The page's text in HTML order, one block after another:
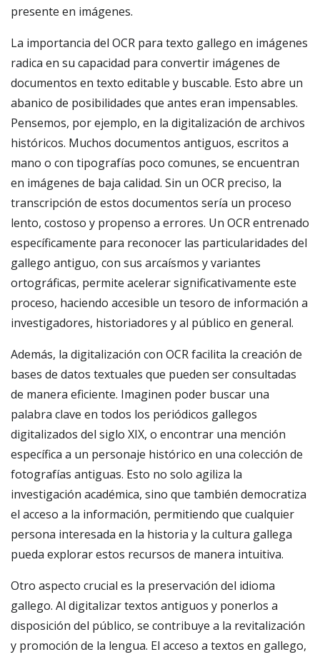
presente en imágenes.
La importancia del OCR para texto gallego en imágenes
radica en su capacidad para convertir imágenes de
documentos en texto editable y buscable. Esto abre un
abanico de posibilidades que antes eran impensables.
Pensemos, por ejemplo, en la digitalización de archivos
históricos. Muchos documentos antiguos, escritos a
mano o con tipografías poco comunes, se encuentran
en imágenes de baja calidad. Sin un OCR preciso, la
transcripción de estos documentos sería un proceso
lento, costoso y propenso a errores. Un OCR entrenado
específicamente para reconocer las particularidades del
gallego antiguo, con sus arcaísmos y variantes
ortográficas, permite acelerar significativamente este
proceso, haciendo accesible un tesoro de información a
investigadores, historiadores y al público en general.
Además, la digitalización con OCR facilita la creación de
bases de datos textuales que pueden ser consultadas
de manera eficiente. Imaginen poder buscar una
palabra clave en todos los periódicos gallegos
digitalizados del siglo XIX, o encontrar una mención
específica a un personaje histórico en una colección de
fotografías antiguas. Esto no solo agiliza la
investigación académica, sino que también democratiza
el acceso a la información, permitiendo que cualquier
persona interesada en la historia y la cultura gallega
pueda explorar estos recursos de manera intuitiva.
Otro aspecto crucial es la preservación del idioma
gallego. Al digitalizar textos antiguos y ponerlos a
disposición del público, se contribuye a la revitalización
y promoción de la lengua. El acceso a textos en gallego,